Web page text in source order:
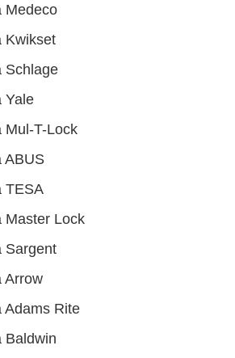
Medeco
Kwikset
Schlage
Yale
Mul-T-Lock
ABUS
TESA
Master Lock
Sargent
Arrow
Adams Rite
Baldwin